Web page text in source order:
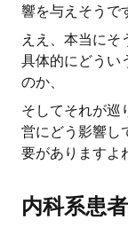
響を与えそうで
ええ、本当にそ
具体的にどうい
のか、
そしてそれが巡
営にどう影響し
要がありますよ
内科系患